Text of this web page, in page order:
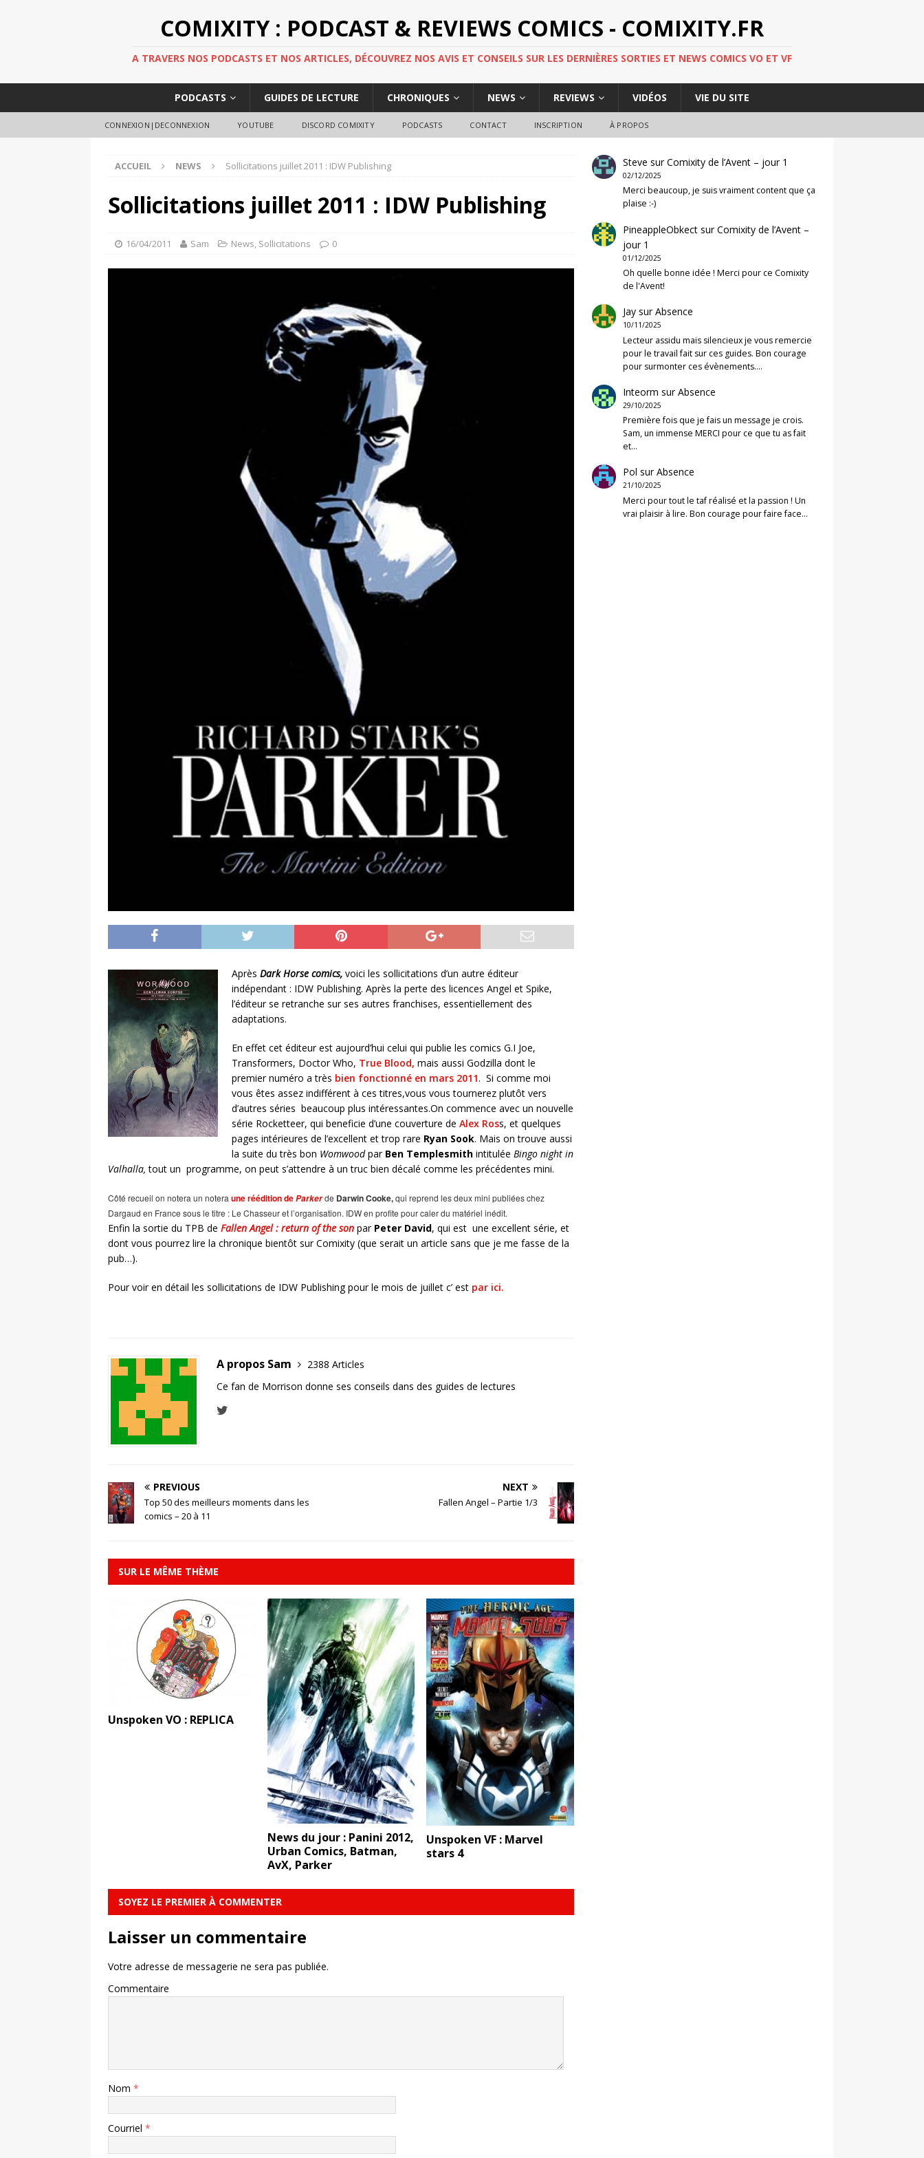
COMIXITY : PODCAST & REVIEWS COMICS - COMIXITY.FR
A TRAVERS NOS PODCASTS ET NOS ARTICLES, DÉCOUVREZ NOS AVIS ET CONSEILS SUR LES DERNIÈRES SORTIES ET NEWS COMICS VO ET VF
PODCASTS GUIDES DE LECTURE CHRONIQUES NEWS REVIEWS VIDÉOS VIE DU SITE
CONNEXION|DECONNEXION YOUTUBE DISCORD COMIXITY PODCASTS CONTACT INSCRIPTION À PROPOS
ACCUEIL NEWS Sollicitations juillet 2011 : IDW Publishing
Sollicitations juillet 2011 : IDW Publishing
16/04/2011 Sam News, Sollicitations 0
Après Dark Horse comics, voici les sollicitations d’un autre éditeur
indépendant : IDW Publishing. Après la perte des licences Angel et Spike,
l’éditeur se retranche sur ses autres franchises, essentiellement des
adaptations.
En effet cet éditeur est aujourd’hui celui qui publie les comics G.I Joe,
Transformers, Doctor Who, True Blood, mais aussi Godzilla dont le
premier numéro a très bien fonctionné en mars 2011. Si comme moi
vous êtes assez indifférent à ces titres,vous vous tournerez plutôt vers
d’autres séries beaucoup plus intéressantes.On commence avec un nouvelle
série Rocketteer, qui beneficie d’une couverture de Alex Ross, et quelques
pages intérieures de l’excellent et trop rare Ryan Sook. Mais on trouve aussi
la suite du très bon Womwoodpar Ben Templesmith intitulée Bingo night in
Valhalla,tout un programme, on peut s’attendre à un truc bien décalé comme les précédentes mini.
Côté recueil on notera un notera une réédition deParkerde Darwin Cooke,qui reprend les deux mini publiées chez
Dargaud en France sous le titre : Le Chasseur et l’organisation. IDW en profite pour caler du matériel inédit.
Enfin la sortie du TPB de Fallen Angel : return of the son par Peter David, qui est une excellent série, et
dont vous pourrez lire la chronique bientôt sur Comixity (que serait un article sans que je me fasse de la
pub…).
Pour voir en détail les sollicitations de IDW Publishing pour le mois de juillet c’ est par ici.
A propos Sam
2388 Articles
Ce fan de Morrison donne ses conseils dans des guides de lectures
PREVIOUS
Top 50 des meilleurs moments dans les
comics – 20 à 11
NEXT
Fallen Angel – Partie 1/3
SUR LE MÊME THÈME
Unspoken VO : REPLICA
News du jour : Panini 2012,
Urban Comics, Batman,
AvX, Parker
Unspoken VF : Marvel
stars 4
SOYEZ LE PREMIER À COMMENTER
Laisser un commentaire
Votre adresse de messagerie ne sera pas publiée.
Commentaire
Nom *
Courriel *
Steve surComixity de l’Avent – jour 1
02/12/2025
Merci beaucoup, je suis vraiment content que ça
plaise :-)
PineappleObkect surComixity de l’Avent –
jour 1
01/12/2025
Oh quelle bonne idée ! Merci pour ce Comixity
de l'Avent!
Jay surAbsence
10/11/2025
Lecteur assidu mais silencieux je vous remercie
pour le travail fait sur ces guides. Bon courage
pour surmonter ces évènements.…
Inteorm surAbsence
29/10/2025
Première fois que je fais un message je crois.
Sam, un immense MERCI pour ce que tu as fait
et…
Pol surAbsence
21/10/2025
Merci pour tout le taf réalisé et la passion ! Un
vrai plaisir à lire. Bon courage pour faire face…